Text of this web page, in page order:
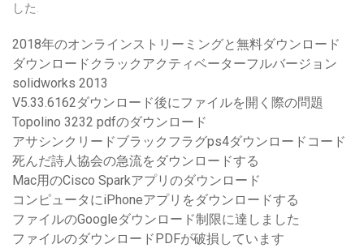
した.
2018年のオンラインストリーミングと無料ダウンロード
ダウンロードクラックアクティベーターフルバージョン
solidworks 2013
V5.33.6162ダウンロード後にファイルを開く際の問題
Topolino 3232 pdfのダウンロード
アサシンクリードブラックフラグps4ダウンロードコード
死んだ詩人協会の急流をダウンロードする
Mac用のCisco Sparkアプリのダウンロード
コンピュータにiPhoneアプリをダウンロードする
ファイルのGoogleダウンロード制限に達しました
ファイルのダウンロードPDFが破損しています